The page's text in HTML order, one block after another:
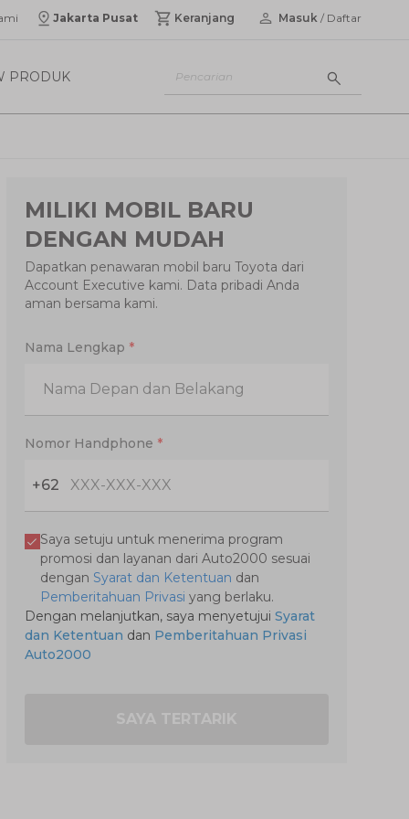
Jakarta Pusat Keranjang Masuk / Daftar
PRODUK
MILIKI MOBIL BARU
DENGAN MUDAH
Dapatkan penawaran mobil baru Toyota dari
Account Executive kami. Data pribadi Anda
aman bersama kami.
Nama Lengkap *
Nomor Handphone *
+62
Saya setuju untuk menerima program
promosi dan layanan dari Auto2000 sesuai
dengan Syarat dan Ketentuan dan
Pemberitahuan Privasi yang berlaku.
Dengan melanjutkan, saya menyetujui Syarat
dan Ketentuan dan Pemberitahuan Privasi
Auto2000